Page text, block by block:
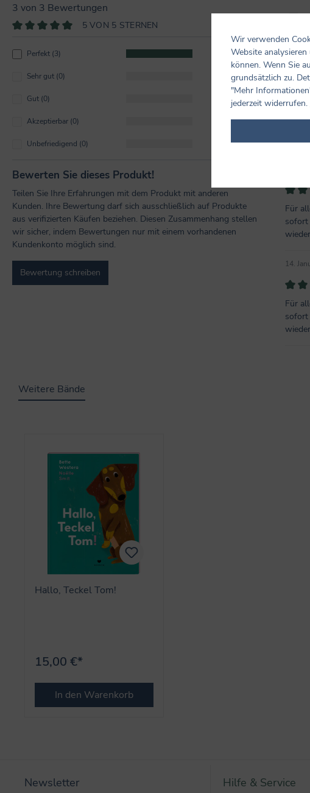
3 von 3 Bewertungen
5 VON 5 STERNEN
Perfekt (3) 100%
Sehr gut (0)
Gut (0)
Akzeptierbar (0)
Unbefriedigend (0)
Bewerten Sie dieses Produkt!
Teilen Sie Ihre Erfahrungen mit dem Produkt mit anderen
Kunden. Ihre Bewertung darf sich ausschließlich auf Produkte
aus verifizierten Käufen beziehen. Diesen Zusammenhang stellen
wir sicher, indem Bewertungen nur mit einem vorhandenen
Kundenkonto möglich sind.
Bewertung schreiben
3
14.
Für
14.
Für
sofort
14.
Für
sofort
Weitere Bände
Hallo, Teckel Tom!
15,00 €*
In den Warenkorb
Newsletter Hilfe & Service
Wir verwenden
Website
können. Wenn Sie
grundsätzlich zu.
"Mehr
jederzeit widerrufen.